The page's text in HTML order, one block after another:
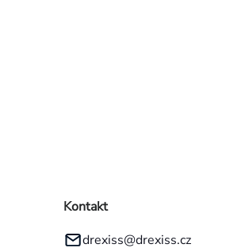
Kontakt
drexiss@drexiss.cz